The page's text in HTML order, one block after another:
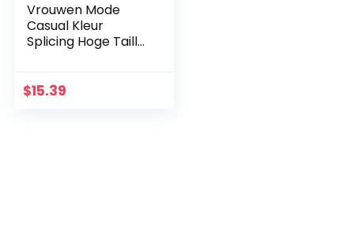
Vrouwen Mode
Casual Kleur
Splicing Hoge Taille
Beweging Koord
$15.39